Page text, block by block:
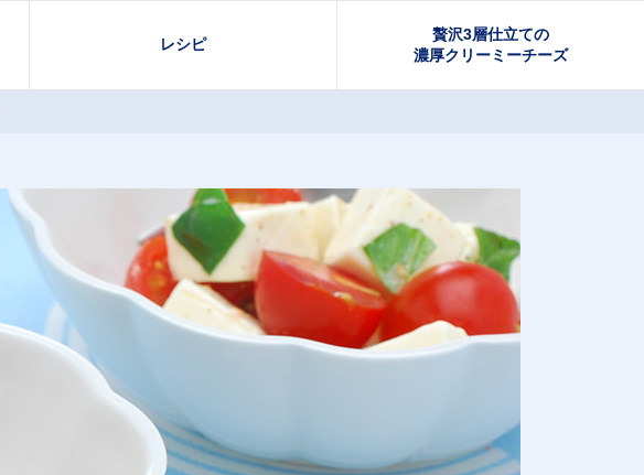
レシピ
贅沢3層仕立ての
濃厚クリーミーチーズ